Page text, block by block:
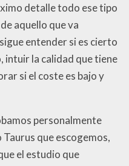
detalle todo ese tipo
aquello que va
entender si es cierto
intuir la calidad que tiene
si el coste es bajo y
personalmente
que escogemos,
el estudio que